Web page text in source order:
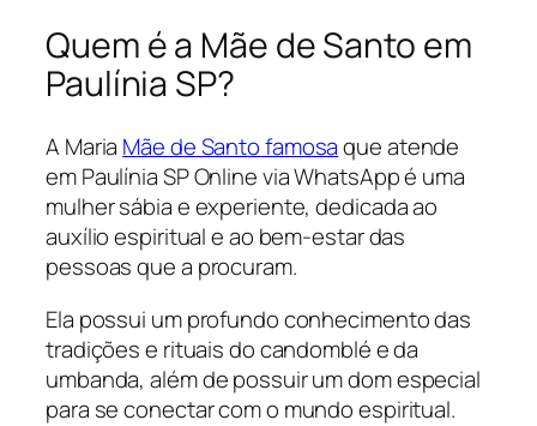
Quem é a Mãe de Santo em
Paulínia SP?
A Maria Mãe de Santo famosaque atende
em Paulínia SP Online via WhatsApp é uma
mulher sábia e experiente, dedicada ao
auxílio espiritual e ao bem-estar das
pessoas que a procuram.
Ela possui um profundo conhecimento das
tradições e rituais do candomblé e da
umbanda, além de possuir um dom especial
para se conectar com o mundo espiritual.